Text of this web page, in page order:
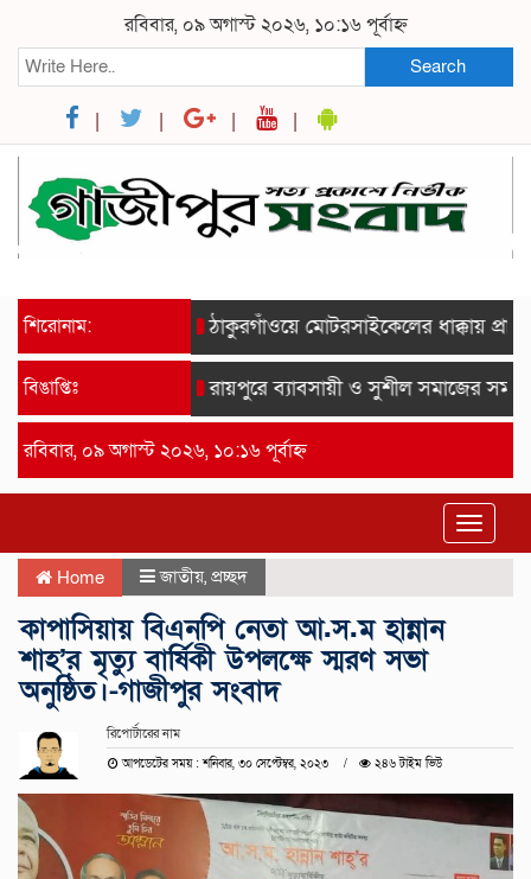
রবিবার, ০৯ অগাস্ট ২০২৬, ১০:১৬ পূর্বাহ্ন
Search
শিরোনাম: ঠাকুরগাঁওয়ে মোটরসাইকেলের ধাক্কায়
বিঙাপ্তিঃ রায়পুরে ব্যাবসায়ী ও সুশীল সমাজের সম্মানে
রবিবার, ০৯ অগাস্ট ২০২৬, ১০:১৬ পূর্বাহ্ন
Toggle
Home জাতীয়, প্রচ্ছদ
কাপাসিয়ায় বিএনপি নেতা আ.স.ম হান্নান
শাহ’র মৃত্যু বার্ষিকী উপলক্ষে স্মরণ সভা
অনুষ্ঠিত।-গাজীপুর সংবাদ
রিপোর্টারের নাম
আপডেটের সময় : শনিবার, ৩০ সেপ্টেম্বর, ২০২৩ ২৪৬ টাইম ভিউ